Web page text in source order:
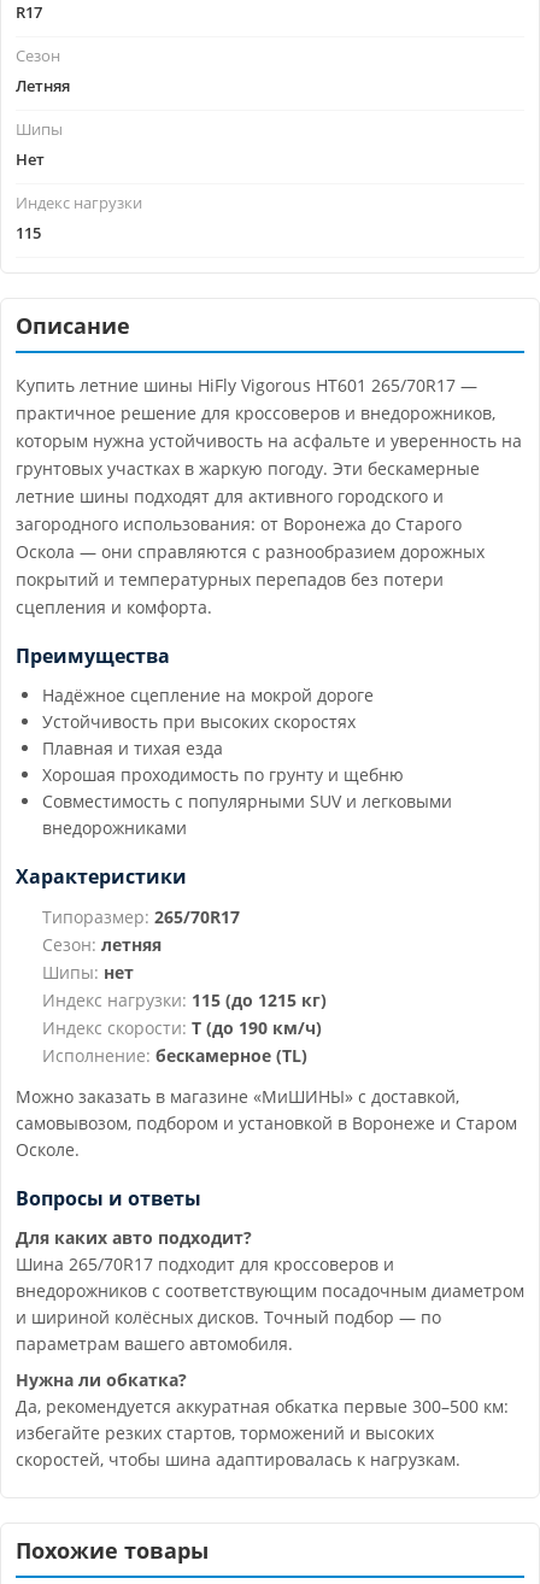
R17
Сезон
Летняя
Шипы
Нет
Индекс нагрузки
115
Описание
Купить летние шины HiFly Vigorous HT601 265/70R17 —
практичное решение для кроссоверов и внедорожников,
которым нужна устойчивость на асфальте и уверенность на
грунтовых участках в жаркую погоду. Эти бескамерные
летние шины подходят для активного городского и
загородного использования: от Воронежа до Старого
Оскола — они справляются с разнообразием дорожных
покрытий и температурных перепадов без потери
сцепления и комфорта.
Преимущества
Надёжное сцепление на мокрой дороге
Устойчивость при высоких скоростях
Плавная и тихая езда
Хорошая проходимость по грунту и щебню
Совместимость с популярными SUV и легковыми
внедорожниками
Характеристики
Типоразмер: 265/70R17
Сезон: летняя
Шипы: нет
Индекс нагрузки: 115 (до 1215 кг)
Индекс скорости: T (до 190 км/ч)
Исполнение: бескамерное (TL)
Можно заказать в магазине «МиШИНЫ» с доставкой,
самовывозом, подбором и установкой в Воронеже и Старом
Осколе.
Вопросы и ответы
Для каких авто подходит?
Шина 265/70R17 подходит для кроссоверов и
внедорожников с соответствующим посадочным диаметром
и шириной колёсных дисков. Точный подбор — по
параметрам вашего автомобиля.
Нужна ли обкатка?
Да, рекомендуется аккуратная обкатка первые 300–500 км:
избегайте резких стартов, торможений и высоких
скоростей, чтобы шина адаптировалась к нагрузкам.
Похожие товары